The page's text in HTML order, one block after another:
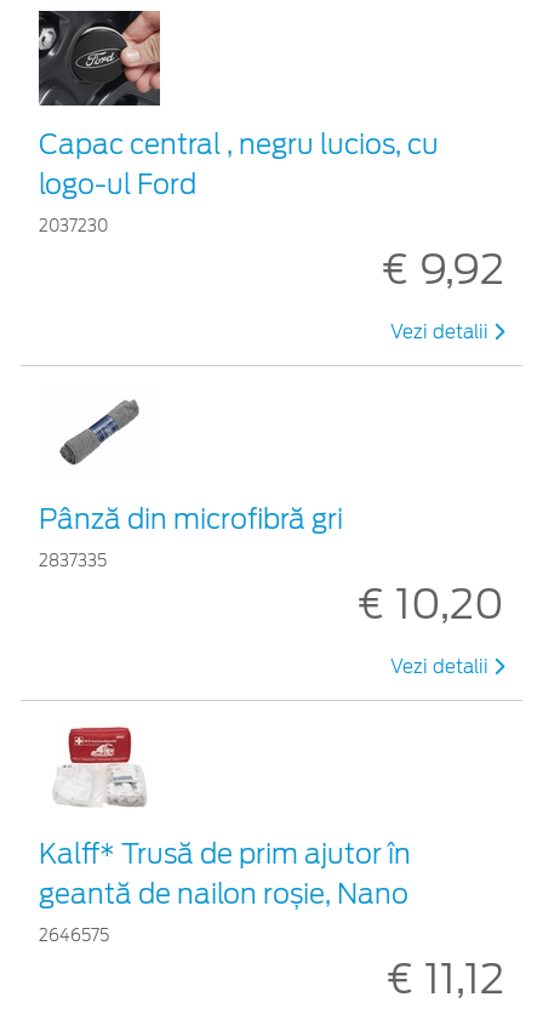
Capac central , negru lucios, cu
logo-ul Ford
2037230
€ 9,92
Vezi detalii
Pânză din microfibră gri
2837335
€ 10,20
Vezi detalii
Kalff* Trusă de prim ajutor în
geantă de nailon roșie, Nano
2646575
€ 11,12